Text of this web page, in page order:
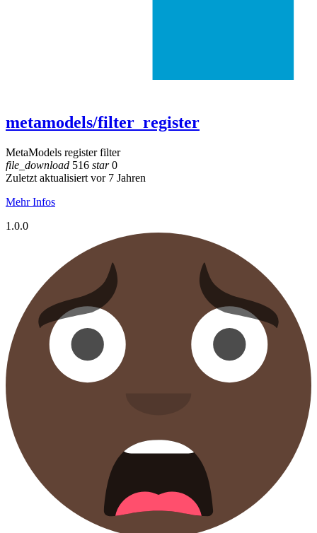
metamodels/filter_register
MetaModels register filter
file_download 516 star0
Zuletzt aktualisiert vor 7 Jahren
Mehr Infos
1.0.0